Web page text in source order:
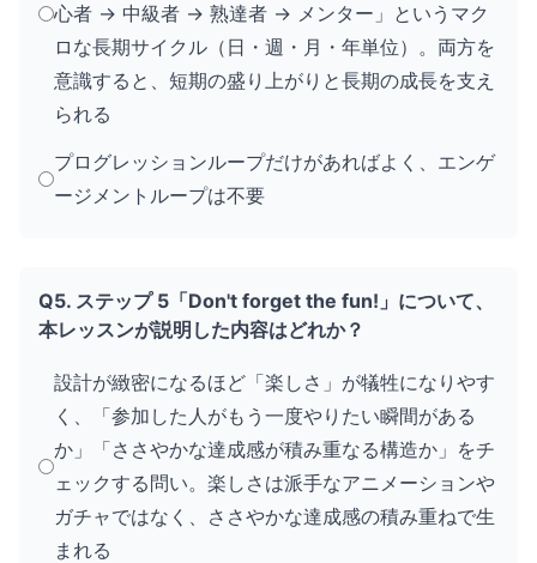
心者 → 中級者 → 熟達者 → メンター」というマク
ロな長期サイクル（日・週・月・年単位）。両方を
意識すると、短期の盛り上がりと長期の成長を支え
られる
プログレッションループだけがあればよく、エンゲ
ージメントループは不要
Q5. ステップ 5「Don't forget the fun!」について、
本レッスンが説明した内容はどれか？
設計が緻密になるほど「楽しさ」が犠牲になりやす
く、「参加した人がもう一度やりたい瞬間がある
か」「ささやかな達成感が積み重なる構造か」をチ
ェックする問い。楽しさは派手なアニメーションや
ガチャではなく、ささやかな達成感の積み重ねで生
まれる